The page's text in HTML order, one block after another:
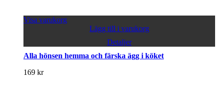
Visa varukorg
Lägg till i varukorg
Detaljer
Alla hönsen hemma och färska ägg i köket
169 kr